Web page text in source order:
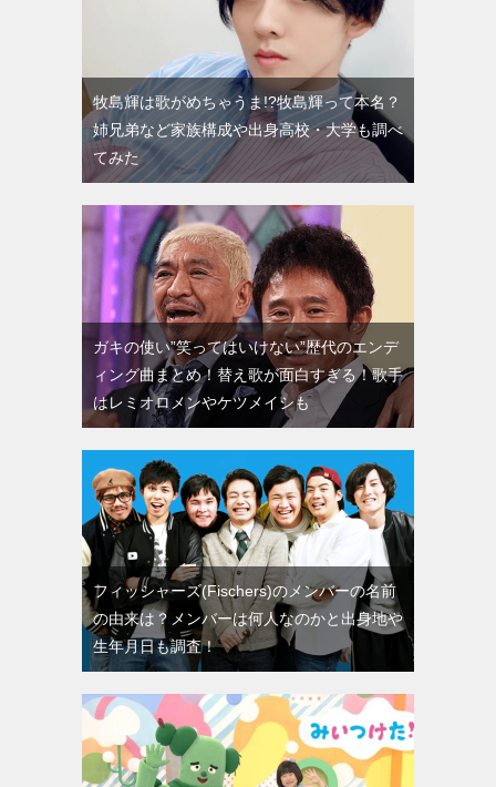
牧島輝は歌がめちゃうま!?牧島輝って本名？
姉兄弟など家族構成や出身高校・大学も調べ
てみた
ガキの使い”笑ってはいけない”歴代のエンデ
ィング曲まとめ！替え歌が面白すぎる！歌手
はレミオロメンやケツメイシも
フィッシャーズ(Fischers)のメンバーの名前
の由来は？メンバーは何人なのかと出身地や
生年月日も調査！